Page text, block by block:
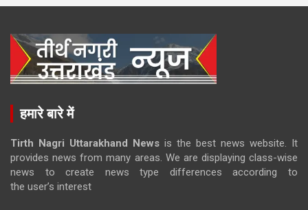
हमारे बारे में
Tirth Nagri Uttarakhand News is the best news website. It
provides news from many areas. We are displaying class-wise
news to create news type differences according to
the user’s interest